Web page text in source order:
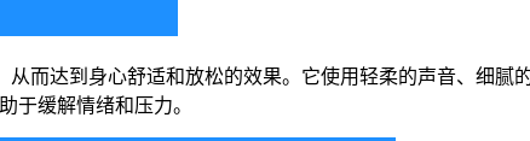
从而达到身心舒适和放松的效果。它使用轻柔的声音、细
于缓解情绪和压力。